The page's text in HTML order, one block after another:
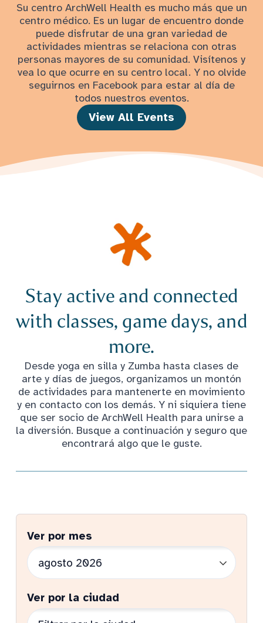
Su centro ArchWell Health es mucho más que un
centro médico. Es un lugar de encuentro donde
puede disfrutar de una gran variedad de
actividades mientras se relaciona con otras
personas mayores de su comunidad. Visítenos y
vea lo que ocurre en su centro local. Y no olvide
seguirnos en Facebook para estar al día de
todos nuestros eventos.
View All Events
Stay active and connected
with classes, game days, and
more.
Desde yoga en silla y Zumba hasta clases de
arte y días de juegos, organizamos un montón
de actividades para mantenerte en movimiento
y en contacto con los demás. Y ni siquiera tiene
que ser socio de ArchWell Health para unirse a
la diversión. Busque a continuación y seguro que
encontrará algo que le guste.
Ver por mes
Ver por la ciudad